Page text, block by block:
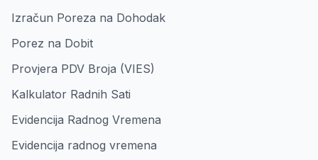
Izračun Poreza na Dohodak
Porez na Dobit
Provjera PDV Broja (VIES)
Kalkulator Radnih Sati
Evidencija Radnog Vremena
Evidencija radnog vremena